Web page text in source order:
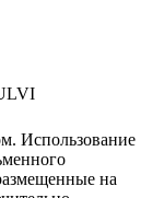
Использование
на